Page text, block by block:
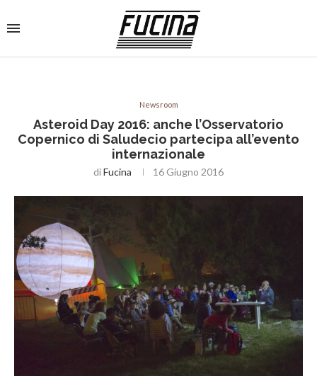
Newsroom
Asteroid Day 2016: anche l’Osservatorio
Copernico di Saludecio partecipa all’evento
internazionale
diFucina 16 Giugno 2016